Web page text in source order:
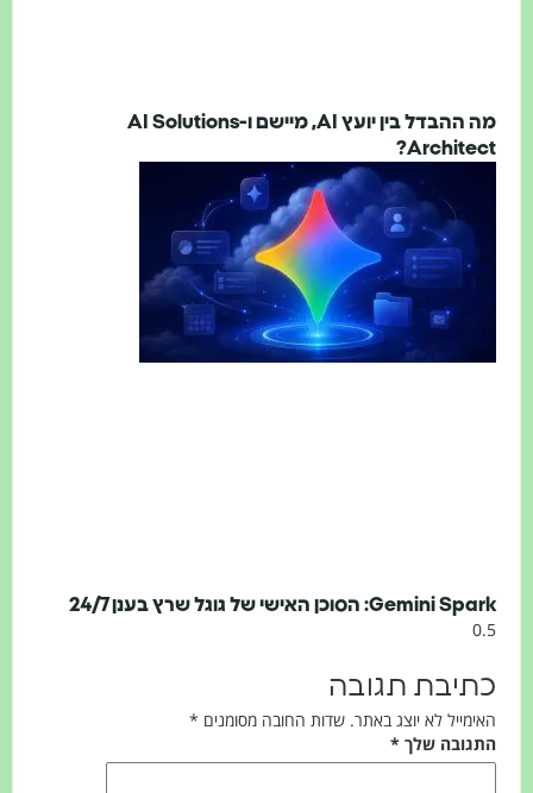
מה ההבדל בין יועץ AI, מיישם ו-AI Solutions
Architect?
Gemini Spark: הסוכן האישי של גוגל שרץ בענן 24/7
כתיבת תגובה
האימייל לא יוצג באתר. שדות החובה מסומנים*
התגובה שלך*